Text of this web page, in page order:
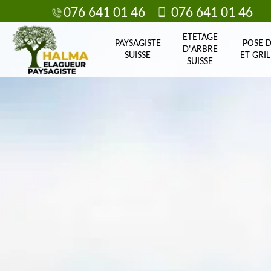
076 641 01 46 076 641 01 46
PAYSAGISTE
SUISSE
ETETAGE
D'ARBRE
SUISSE
POSE
ET